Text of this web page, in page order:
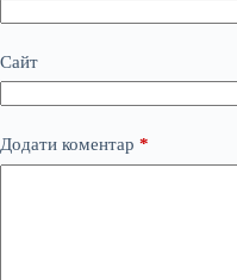
Сайт
Додати коментар *